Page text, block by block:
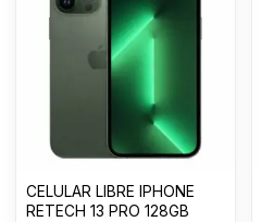
CELULAR LIBRE IPHONE
RETECH 13 PRO 128GB